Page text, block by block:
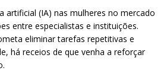
artificial (IA) nas mulheres no mercado
entre especialistas e instituições.
eliminar tarefas repetitivas e
há receios de que venha a reforçar